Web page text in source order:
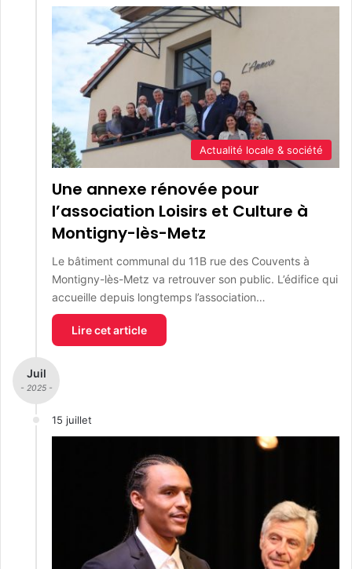
Actualité locale & société
Une annexe rénovée pour
l’association Loisirs et Culture à
Montigny-lès-Metz
Le bâtiment communal du 11B rue des Couvents à
Montigny-lès-Metz va retrouver son public. L’édifice qui
accueille depuis longtemps l’association…
Lire cet article
Juil
- 2025 -
15 juillet